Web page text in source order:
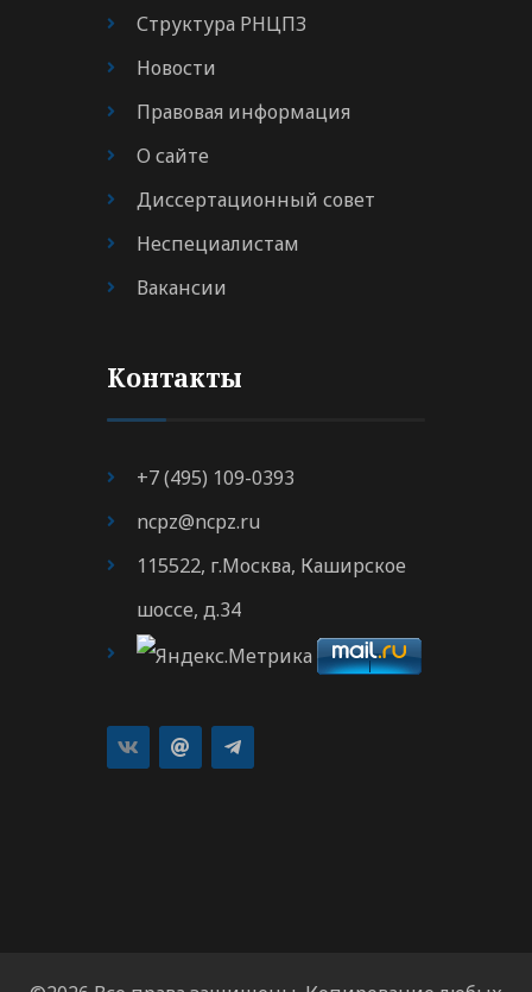
Структура РНЦПЗ
Новости
Правовая информация
О сайте
Диссертационный совет
Неспециалистам
Вакансии
Контакты
+7 (495) 109-0393
ncpz@ncpz.ru
115522, г.Москва, Каширское
шоссе, д.34